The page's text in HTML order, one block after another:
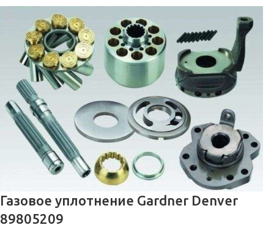
Газовое уплотнение Gardner Denver
89805209